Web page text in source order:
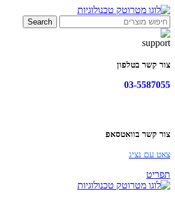
Search
צור קשר בטלפון
03-5587055
צור קשר בוואטסאפ
צאט עם נציג
תפריט